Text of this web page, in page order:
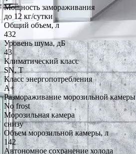
Мощность замораживания
до 12 кг/cутки
Общий объем, л
432
Уровень шума, дБ
43
Климатический класс
SN, T
Класс энергопотребления
A+
Размораживание морозильной камеры
No frost
Морозильная камера
снизу
Объем морозильной камеры, л
142
Автономное сохранение холода